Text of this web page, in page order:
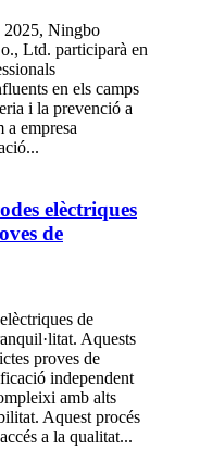
2025, Ningbo
Ltd. participarà en
en els camps
i la prevenció a
empresa
elèctriques
de
de
Aquests
proves de
independent
amb alts
Aquest procés
a la qualitat...